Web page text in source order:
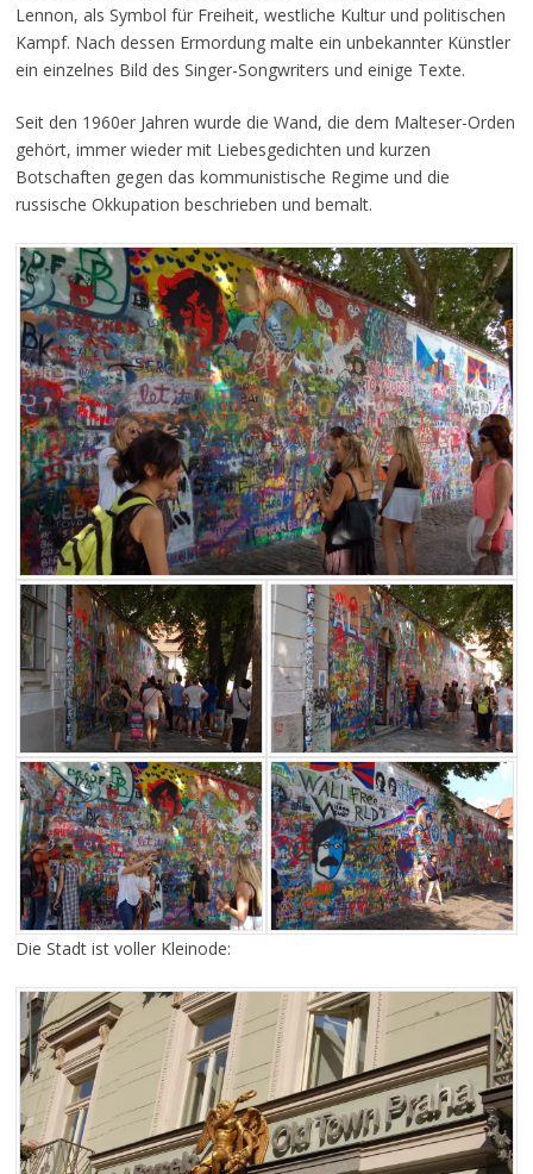
Lennon, als Symbol für Freiheit, westliche Kultur und politischen
Kampf. Nach dessen Ermordung malte ein unbekannter Künstler
ein einzelnes Bild des Singer-Songwriters und einige Texte.
Seit den 1960er Jahren wurde die Wand, die dem Malteser-Orden
gehört, immer wieder mit Liebesgedichten und kurzen
Botschaften gegen das kommunistische Regime und die
russische Okkupation beschrieben und bemalt.
Die Stadt ist voller Kleinode: